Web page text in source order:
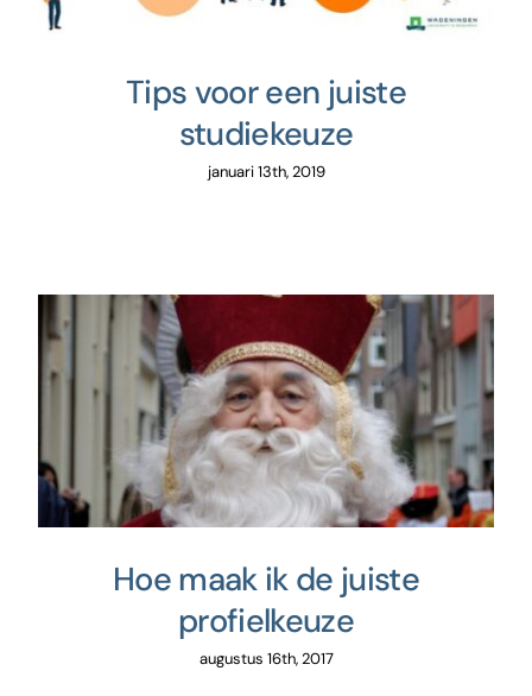
Tips voor een juiste
studiekeuze
januari 13th, 2019
Hoe maak ik de juiste
profielkeuze
augustus 16th, 2017